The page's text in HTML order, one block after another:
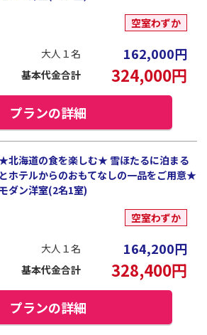
空室わずか
大人１名 162,000円
基本代金合計 324,000円
プランの詳細
北海道の食を楽しむ★ 雪ほたるに泊まる
ホテルからのおもてなしの一品をご用意★
ダン洋室(2名1室)
空室わずか
大人１名 164,200円
基本代金合計 328,400円
プランの詳細